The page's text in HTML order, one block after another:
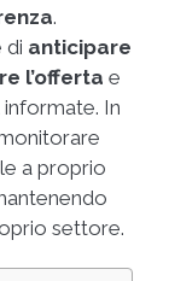
.
di anticipare
l’offerta e
informate. In
a proprio
settore.